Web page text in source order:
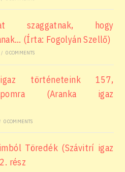
szaggatnak, hogy
(Írta: Fogolyán Szellő)
/ 0 COMMENTS
történeteink 157,
(Aranka igaz
/ 0 COMMENTS
Töredék (Szávitrí igaz
rész